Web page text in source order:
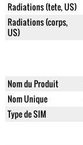
Radiations (tete, US)
Radiations (corps,
US)
Nom du Produit
Nom Unique
Type de SIM